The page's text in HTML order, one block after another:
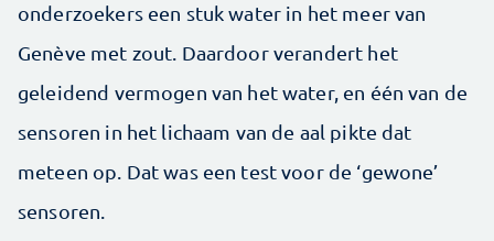
onderzoekers een stuk water in het meer van
Genève met zout. Daardoor verandert het
geleidend vermogen van het water, en één van de
sensoren in het lichaam van de aal pikte dat
meteen op. Dat was een test voor de ‘gewone’
sensoren.